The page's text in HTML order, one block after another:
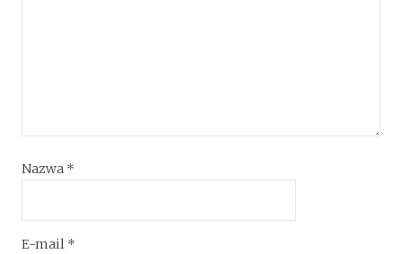
Nazwa *
E-mail *